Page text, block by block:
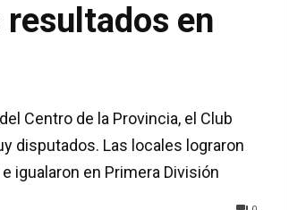
en
Centro de la Provincia, el Club
disputados. Las locales lograron
igualaron en Primera División